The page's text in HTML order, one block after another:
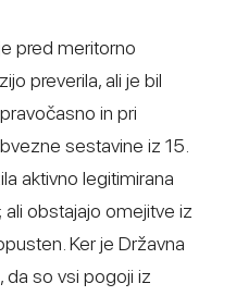
pred meritorno
preverila, ali je bil
in pri
sestavine iz 15.
aktivno legitimirana
ali obstajajo omejitve iz
Ker je Državna
da so vsi pogoji iz